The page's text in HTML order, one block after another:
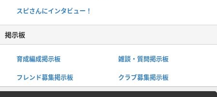
スピさんにインタビュー！
掲示板
育成編成掲示板 雑談・質問掲示板
フレンド募集掲示板 クラブ募集掲示板